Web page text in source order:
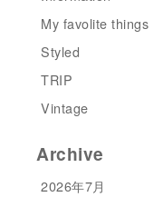
My favolite things
Styled
TRIP
Vintage
Archive
2026年7月